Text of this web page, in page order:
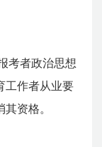
考者政治思想
工作者从业要
资格。